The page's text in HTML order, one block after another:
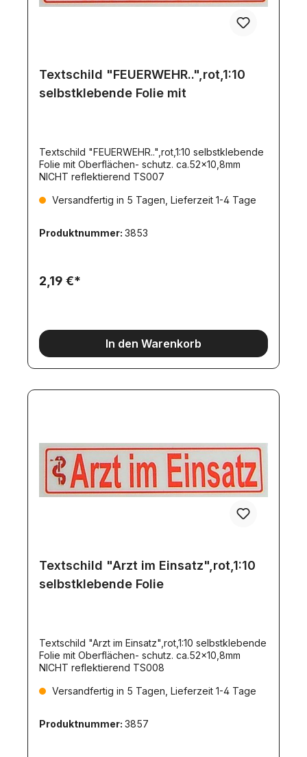
Textschild "FEUERWEHR..",rot,1:10
selbstklebende Folie mit
Textschild "FEUERWEHR..",rot,1:10 selbstklebende
Folie mit Oberflächen- schutz. ca.52x10,8mm
NICHT reflektierend TS007
Versandfertig in 5 Tagen, Lieferzeit 1-4 Tage
Produktnummer: 3853
2,19 €*
In den Warenkorb
Textschild "Arzt im Einsatz",rot,1:10
selbstklebende Folie
Textschild "Arzt im Einsatz",rot,1:10 selbstklebende
Folie mit Oberflächen- schutz. ca.52x10,8mm
NICHT reflektierend TS008
Versandfertig in 5 Tagen, Lieferzeit 1-4 Tage
Produktnummer: 3857